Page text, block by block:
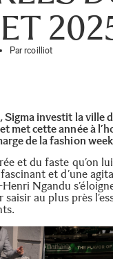
Parrcoilliot
investit la ville
met cette année à
de la fashion
et du faste qu’on
et d’une
Ngandu
au plus près